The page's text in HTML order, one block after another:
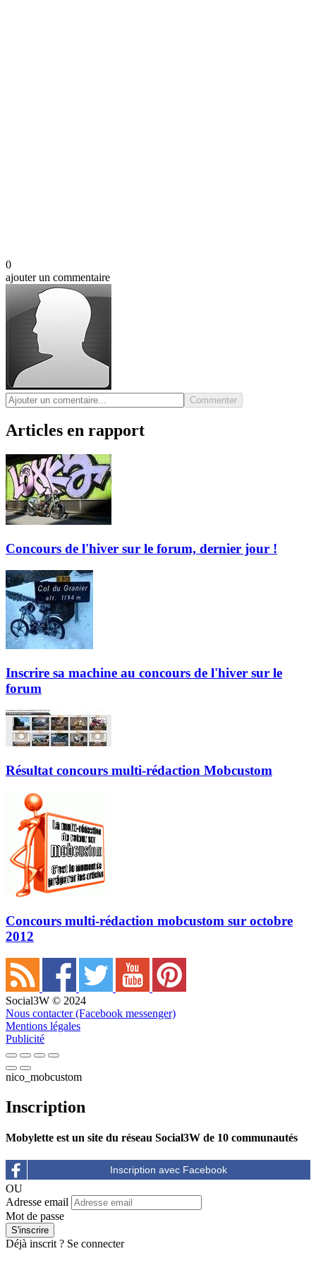
0
ajouter un commentaire
Commenter
Articles en rapport
Concours de l'hiver sur le forum, dernier jour !
Inscrire sa machine au concours de l'hiver sur le
forum
Résultat concours multi-rédaction Mobcustom
Concours multi-rédaction mobcustom sur octobre
2012
Social3W © 2024
Nous contacter (Facebook messenger)
Mentions légales
Publicité
nico_mobcustom
Inscription
Mobylette est un site du réseau Social3W de 10 communautés
OU
Adresse email
Mot de passe
Déjà inscrit ? Se connecter